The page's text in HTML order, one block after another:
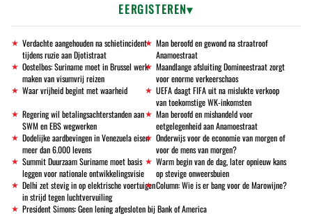
EERGISTEREN
Verdachte aangehouden na schietincident
tijdens ruzie aan Djotistraat
Man beroofd en gewond na straatroof
Anamoestraat
Oostelbos: Suriname moet in Brussel werk
maken van visumvrij reizen
Maandlange afsluiting Domineestraat zorgt
voor enorme verkeerschaos
Waar vrijheid begint met waarheid
UEFA daagt FIFA uit na mislukte verkoop
van toekomstige WK-inkomsten
Regering wil betalingsachterstanden aan
SWM en EBS wegwerken
Man beroofd en mishandeld voor
eetgelegenheid aan Anamoestraat
Dodelijke aardbevingen in Venezuela eisen
meer dan 6.000 levens
Onderwijs voor de economie van morgen of
voor de mens van morgen?
Summit Duurzaam Suriname moet basis
leggen voor nationale ontwikkelingsvisie
Warm begin van de dag, later opnieuw kans
op stevige onweersbuien
Delhi zet stevig in op elektrische voertuigen
in strijd tegen luchtvervuiling
Column: Wie is er bang voor de Marowijne?
President Simons: Geen lening afgesloten bij Bank of America